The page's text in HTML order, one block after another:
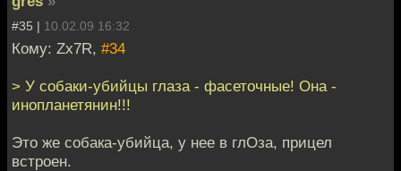
#35 | 10.02.09 16:32
Кому: Zx7R, #34
> У собаки-убийцы глаза - фасеточные! Она -
инопланетянин!!!
Это же собака-убийца, у нее в глОза, прицел
встроен.